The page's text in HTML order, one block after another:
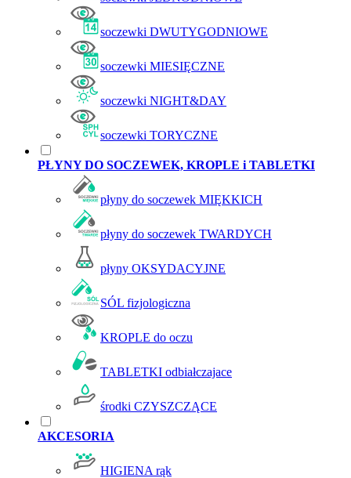
soczewki DWUTYGODNIOWE
soczewki MIESIĘCZNE
soczewki NIGHT&DAY
soczewki TORYCZNE
PŁYNY DO SOCZEWEK, KROPLE i TABLETKI
płyny do soczewek MIĘKKICH
płyny do soczewek TWARDYCH
płyny OKSYDACYJNE
SÓL fizjologiczna
KROPLE do oczu
TABLETKI odbiałczajace
środki CZYSZCZĄCE
AKCESORIA
HIGIENA rąk